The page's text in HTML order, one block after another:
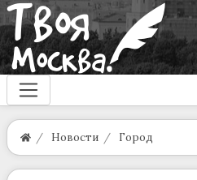
Новости Город